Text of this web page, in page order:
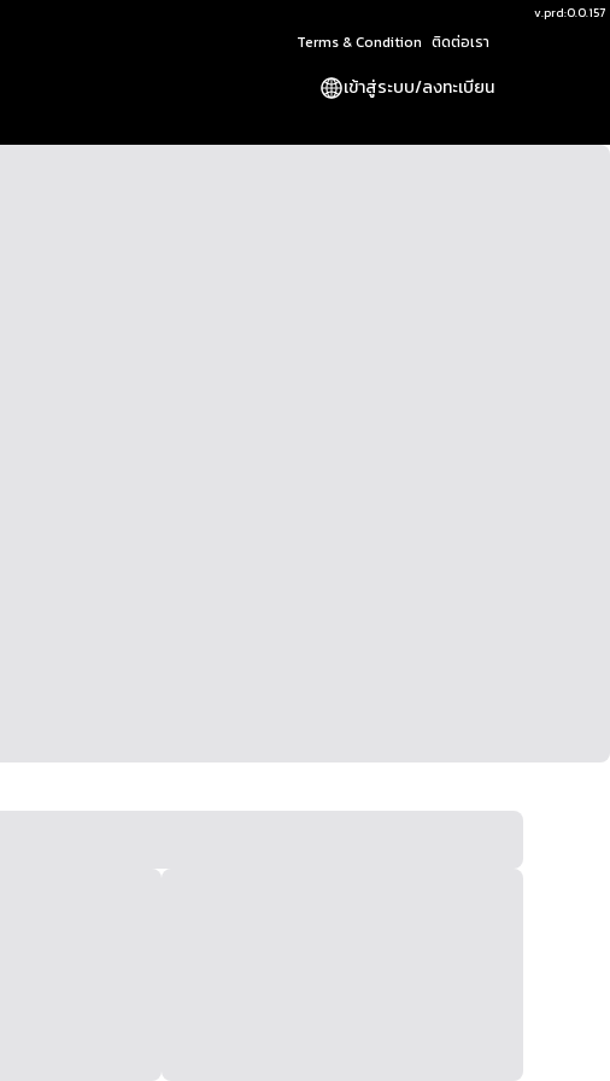
v.prd:0.0.157
Terms & Condition ติดต่อเรา
เข้าสู่ระบบ/ลงทะเบียน